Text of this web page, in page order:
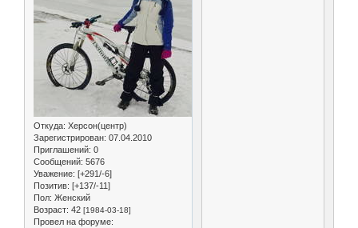
Откуда: Херсон(центр)
Зарегистрирован: 07.04.2010
Приглашений: 0
Сообщений: 5676
Уважение: [+291/-6]
Позитив: [+137/-11]
Пол: Женский
Возраст: 42 [1984-03-18]
Провел на форуме: